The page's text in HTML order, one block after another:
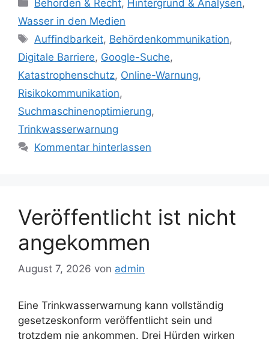
Behörden & Recht, Hintergrund & Analysen,
Wasser in den Medien
Schlagwörter
Auffindbarkeit, Behördenkommunikation,
Digitale Barriere, Google-Suche,
Katastrophenschutz, Online-Warnung,
Risikokommunikation,
Suchmaschinenoptimierung,
Trinkwasserwarnung
Kommentar hinterlassen
Veröffentlicht ist nicht
angekommen
August 7, 2026 von admin
Eine Trinkwasserwarnung kann vollständig
gesetzeskonform veröffentlicht sein und
trotzdem nie ankommen. Drei Hürden wirken